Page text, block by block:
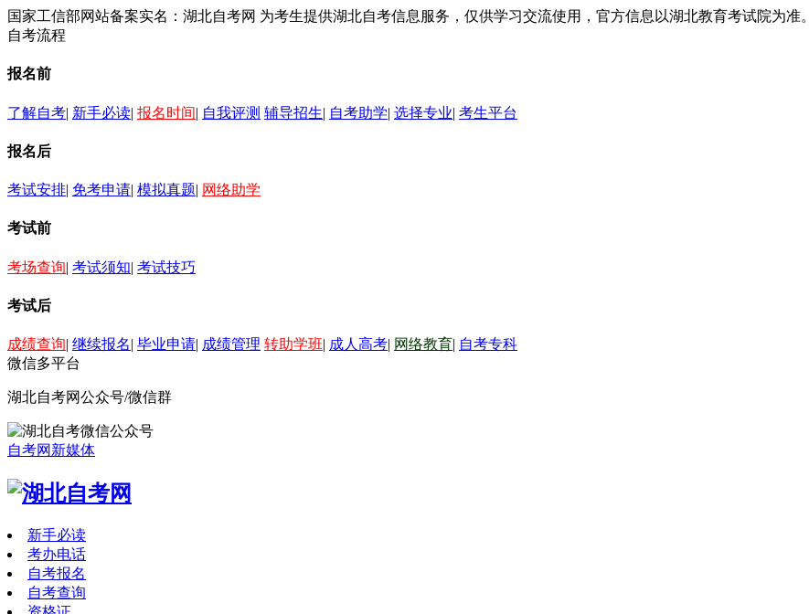
国家工信部网站备案实名：湖北自考网 为考生提供湖北自考信息服务，仅供学习交流使用，官方信息以湖北教育考试院为准。
自考流程
报名前
了解自考| 新手必读| 报名时间| 自我评测 辅导招生| 自考助学| 选择专业| 考生平台
报名后
考试安排| 免考申请| 模拟真题| 网络助学
考试前
考场查询| 考试须知| 考试技巧
考试后
成绩查询| 继续报名| 毕业申请| 成绩管理 转助学班| 成人高考| 网络教育| 自考专科
微信多平台
湖北自考网公众号/微信群
自考网新媒体
新手必读
考办电话
自考报名
自考查询